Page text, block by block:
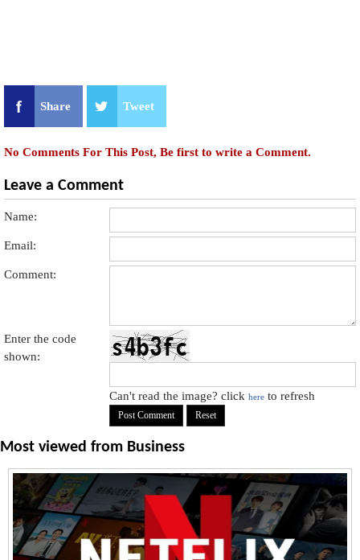
Share Tweet
No Comments For This Post, Be first to write a Comment.
Leave a Comment
Name:
Email:
Comment:
Enter the code
shown:
Can't read the image? clickhere to refresh
Most viewed from Business